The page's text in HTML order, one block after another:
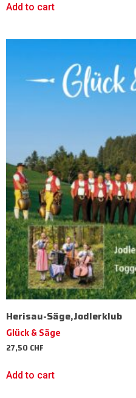
Add to cart
Herisau-Säge,Jodlerklub
Glück & Säge
27,50CHF
Add to cart